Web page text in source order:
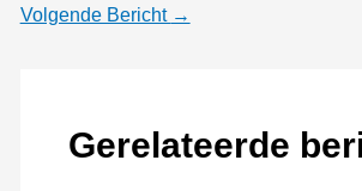
Volgende Bericht →
Gerelateerde